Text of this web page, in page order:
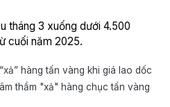
tháng 3 xuống dưới 4.500
cuối năm 2025.
hàng tấn vàng khi giá lao dốc
thầm "xả" hàng chục tấn vàng